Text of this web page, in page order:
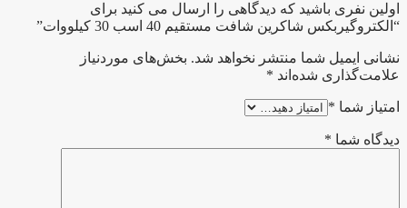
اولین نفری باشید که دیدگاهی را ارسال می کنید برای
“الکتروگیربکس شاکرین شافت مستقیم 40 اسب 30 کیلووات”
نشانی ایمیل شما منتشر نخواهد شد. بخش‌های موردنیاز
علامت‌گذاری شده‌اند *
امتیاز شما *
دیدگاه شما *